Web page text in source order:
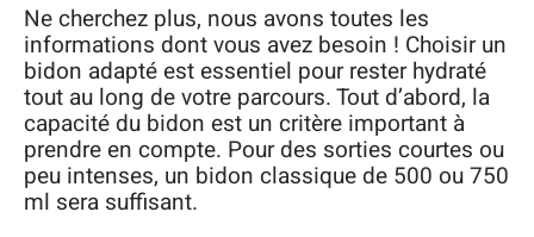
Ne cherchez plus, nous avons toutes les
informations dont vous avez besoin ! Choisir un
bidon adapté est essentiel pour rester hydraté
tout au long de votre parcours. Tout d’abord, la
capacité du bidon est un critère important à
prendre en compte. Pour des sorties courtes ou
peu intenses, un bidon classique de 500 ou 750
ml sera suffisant.